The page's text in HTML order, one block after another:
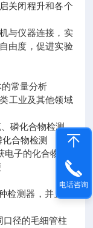
关闭程升和各个
与仪器连接，实
由度，促进实验
常量分析
工业及其他领域
磷化合物检测
合物检测
子的化合物
检测器，并且有
口径的毛细管柱
电话咨询